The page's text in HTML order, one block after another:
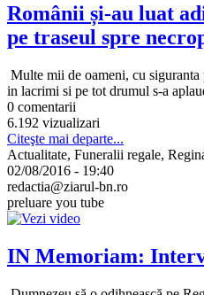
Românii și-au luat
pe traseul spre
Multe mii de oameni, cu siguranta
in lacrimi si pe tot drumul s-a
0 comentarii
6.192 vizualizari
Citeşte mai departe...
Actualitate, Funeralii regale,
02/08/2016 - 19:40
redactia@ziarul-bn.ro
preluare you tube
IN Memoriam: